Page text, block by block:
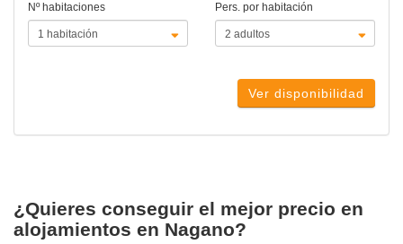
Nº habitaciones Pers. por habitación
Ver disponibilidad
¿Quieres conseguir el mejor precio en
alojamientos en Nagano?